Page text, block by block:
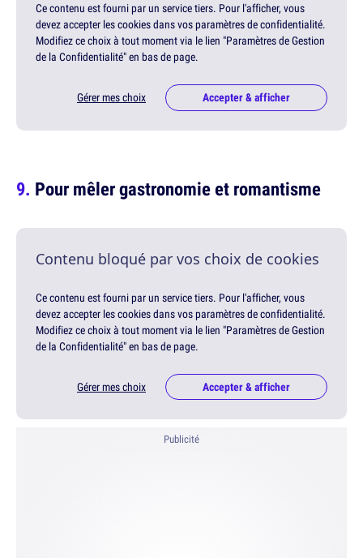
Ce contenu est fourni par un service tiers. Pour l'afficher, vous
devez accepter les cookies dans vos paramètres de confidentialité.
Modifiez ce choix à tout moment via le lien "Paramètres de Gestion
de la Confidentialité" en bas de page.
Gérer mes choix Accepter & afficher
Pour mêler gastronomie et romantisme
Contenu bloqué par vos choix de cookies
Ce contenu est fourni par un service tiers. Pour l'afficher, vous
devez accepter les cookies dans vos paramètres de confidentialité.
Modifiez ce choix à tout moment via le lien "Paramètres de Gestion
de la Confidentialité" en bas de page.
Gérer mes choix Accepter & afficher
Publicité